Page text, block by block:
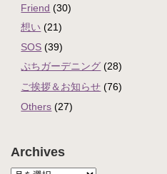
Friend (30)
想い (21)
SOS (39)
ぷちガーデニング (28)
ご挨拶＆お知らせ (76)
Others (27)
Archives